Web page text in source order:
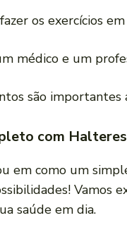
os exercícios
médico e um
são importantes
com
em como um
Vamos
saúde em dia.